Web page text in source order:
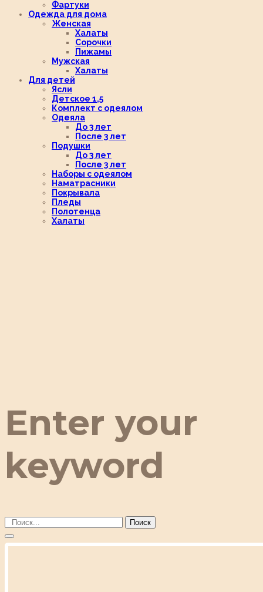
Фартуки
Одежда для дома
Женская
Халаты
Сорочки
Пижамы
Мужская
Халаты
Для детей
Ясли
Детское 1,5
Комплект с одеялом
Одеяла
До 3 лет
После 3 лет
Подушки
До 3 лет
После 3 лет
Наборы с одеялом
Наматрасники
Покрывала
Пледы
Полотенца
Халаты
Enter your
keyword
Поиск